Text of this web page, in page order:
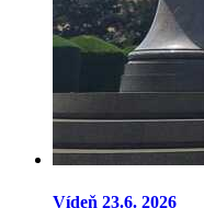
Vídeň 23.6. 2026